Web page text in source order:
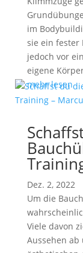
im
sie ein fester
jedoch vor
eigene
mehr lesen
Dez. 2, 2022
Um die
Viele davon
Aussehen